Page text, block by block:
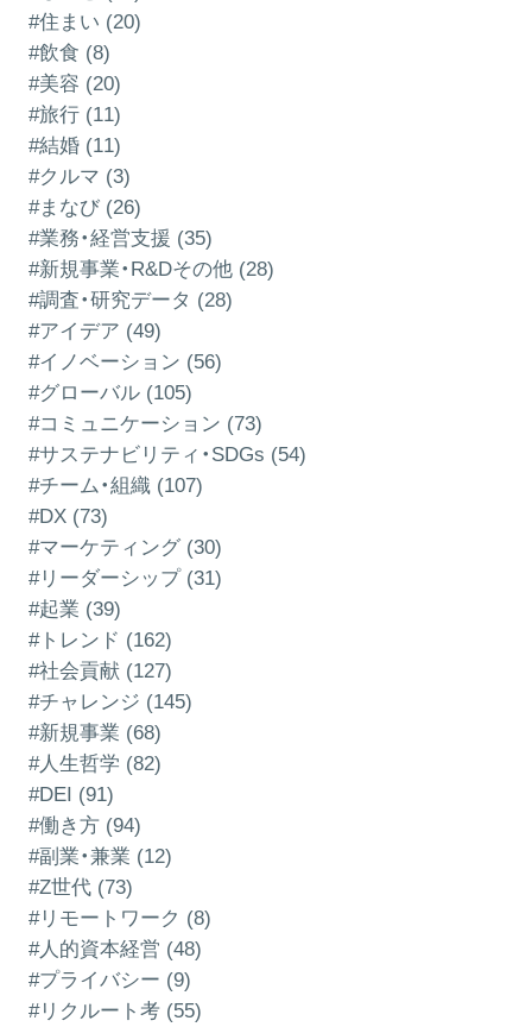
#住まい (20)
#飲食 (8)
#美容 (20)
#旅行 (11)
#結婚 (11)
#クルマ (3)
#まなび (26)
#業務・経営支援 (35)
#新規事業・R&Dその他 (28)
#調査・研究データ (28)
#アイデア (49)
#イノベーション (56)
#グローバル (105)
#コミュニケーション (73)
#サステナビリティ・SDGs (54)
#チーム・組織 (107)
#DX (73)
#マーケティング (30)
#リーダーシップ (31)
#起業 (39)
#トレンド (162)
#社会貢献 (127)
#チャレンジ (145)
#新規事業 (68)
#人生哲学 (82)
#DEI (91)
#働き方 (94)
#副業・兼業 (12)
#Z世代 (73)
#リモートワーク (8)
#人的資本経営 (48)
#プライバシー (9)
#リクルート考 (55)